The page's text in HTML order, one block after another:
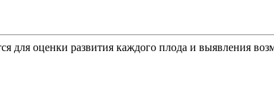
для оценки развития каждого плода и выявления